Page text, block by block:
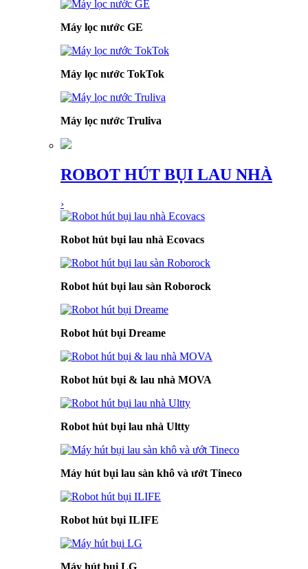
Máy lọc nước GE
Máy lọc nước TokTok
Máy lọc nước Truliva
ROBOT HÚT BỤI LAU NHÀ
›
Robot hút bụi lau nhà Ecovacs
Robot hút bụi lau sàn Roborock
Robot hút bụi Dreame
Robot hút bụi & lau nhà MOVA
Robot hút bụi lau nhà Ultty
Máy hút bụi lau sàn khô và ướt Tineco
Robot hút bụi ILIFE
Máy hút bụi LG